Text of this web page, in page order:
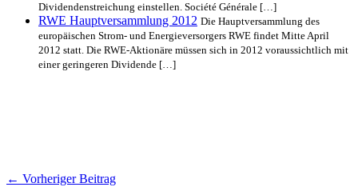
Dividendenstreichung einstellen. Société Générale […]
RWE Hauptversammlung 2012 Die Hauptversammlung des
europäischen Strom- und Energieversorgers RWE findet Mitte April
2012 statt. Die RWE-Aktionäre müssen sich in 2012 voraussichtlich mit
einer geringeren Dividende […]
← Vorheriger Beitrag